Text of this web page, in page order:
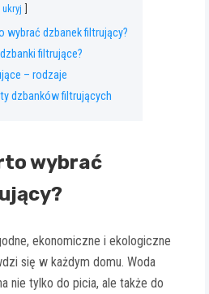
ukryj
wybrać dzbanek filtrujący?
filtrujące?
– rodzaje
dzbanków filtrujących
wybrać
ekonomiczne i ekologiczne
się w każdym domu. Woda
nie tylko do picia, ale także do